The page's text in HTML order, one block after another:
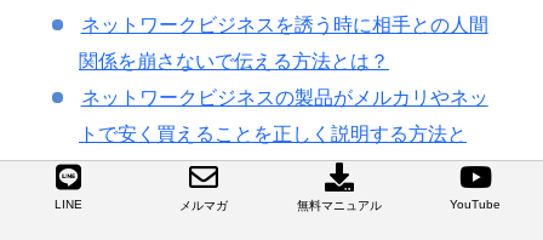
ネットワークビジネスを誘う時に相手との人間
関係を崩さないで伝える方法とは？
ネットワークビジネスの製品がメルカリやネッ
トで安く買えることを正しく説明する方法と
は？
ネットワークビジネスでwordpressブログを活
LINE メルマガ 無料マニュアル YouTube